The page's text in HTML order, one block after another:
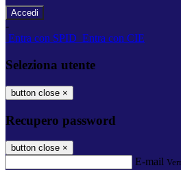
-
Entra con SPID Entra con CIE
Seleziona utente
button close ×
Recupero password
button close ×
E-mail